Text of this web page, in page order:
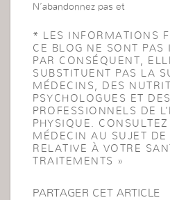
N’abandonnez pas et
* LES INFORMATIONS
CE BLOG NE SONT PAS
PAR CONSÉQUENT,
SUBSTITUENT PAS LA
MÉDECINS, DES
PSYCHOLOGUES ET DES
PROFESSIONNELS DE
PHYSIQUE.
MÉDECIN AU SUJET DE
RELATIVE À VOTRE
TRAITEMENTS »
PARTAGER CET ARTICLE